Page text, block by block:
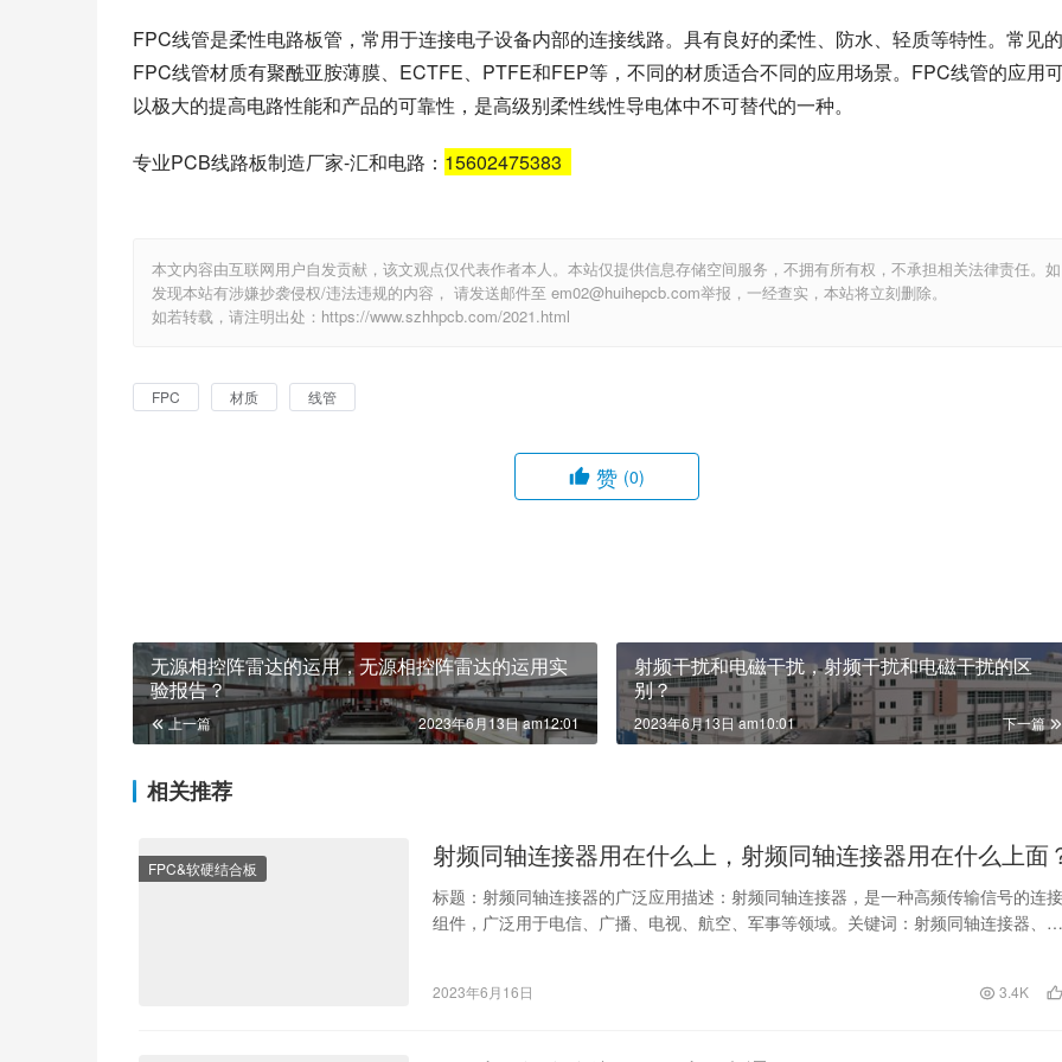
FPC线管是柔性电路板管，常用于连接电子设备内部的连接线路。具有良好的柔性、防水、轻质等特性。常见的
FPC线管材质有聚酰亚胺薄膜、ECTFE、PTFE和FEP等，不同的材质适合不同的应用场景。FPC线管的应用
以极大的提高电路性能和产品的可靠性，是高级别柔性线性导电体中不可替代的一种。
专业PCB线路板制造厂家-汇和电路： 15602475383
本文内容由互联网用户自发贡献，该文观点仅代表作者本人。本站仅提供信息存储空间服务，不拥有所有权，不承担相关法律责任。如
发现本站有涉嫌抄袭侵权/违法违规的内容， 请发送邮件至 em02@huihepcb.com举报，一经查实，本站将立刻删除。
如若转载，请注明出处：https://www.szhhpcb.com/2021.html
FPC 材质 线管
赞 (0)
无源相控阵雷达的运用，无源相控阵雷达的运用实
验报告？
上一篇 2023年6月13日 am12:01
射频干扰和电磁干扰，射频干扰和电磁干扰的区
别？
下一篇
2023年6月13日 am10:01
相关推荐
FPC&软硬结合板 射频同轴连接器用在什么上，射频同轴连接器用在什么上面
标题：射频同轴连接器的广泛应用描述：射频同轴连接器，是一种高频传输信号的连接
组件，广泛用于电信、广播、电视、航空、军事等领域。关键词：射频同轴连接器、高
2023年6月16日 3.4K